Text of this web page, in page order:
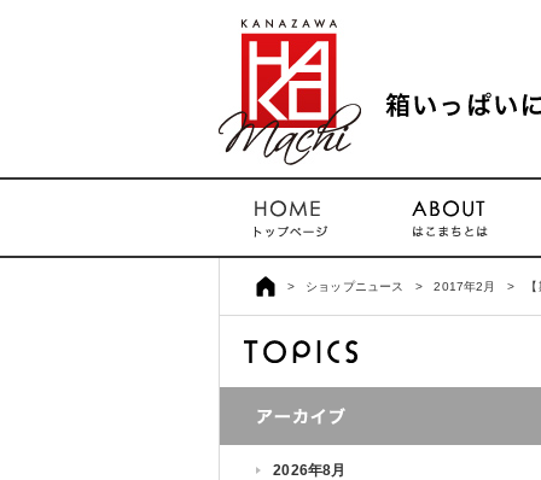
> ショップニュース > 2017年2月 >
2026年8月